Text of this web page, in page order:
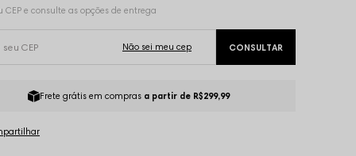
Frete grátis em compras a partir de R$299,99